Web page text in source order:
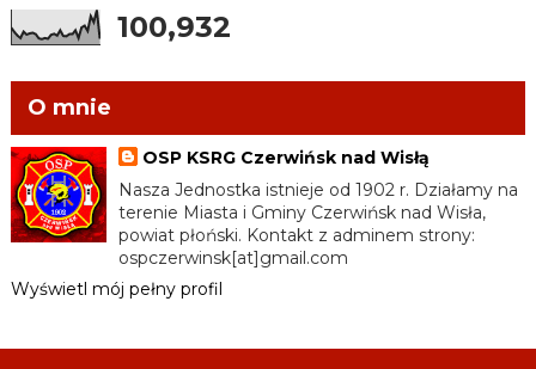
100,932
O mnie
OSP KSRG Czerwińsk nad Wisłą
Nasza Jednostka istnieje od 1902 r. Działamy na
terenie Miasta i Gminy Czerwińsk nad Wisła,
powiat płoński. Kontakt z adminem strony:
ospczerwinsk[at]gmail.com
Wyświetl mój pełny profil